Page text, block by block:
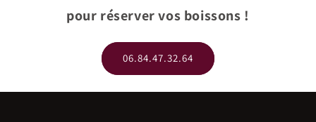
pour réserver vos boissons !
06.84.47.32.64